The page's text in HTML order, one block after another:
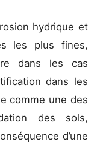
hydrique et
les plus fines,
dans les cas
dans les
comme une des
des sols,
d’une